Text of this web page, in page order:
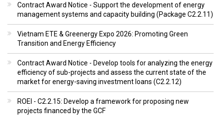
Contract Award Notice - Support the development of energy
management systems and capacity building (Package C2.2.11)
Vietnam ETE & Greenergy Expo 2026: Promoting Green
Transition and Energy Efficiency
Contract Award Notice - Develop tools for analyzing the energy
efficiency of sub-projects and assess the current state of the
market for energy-saving investment loans (C2.2.12)
ROEI - C2.2.15: Develop a framework for proposing new
projects financed by the GCF